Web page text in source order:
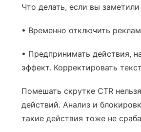
Что делать, если вы
• Временно отключить
• Предпринимать действия,
эффект. Корректировать
Помешать скрутке CTR
действий. Анализ и
такие действия тоже не